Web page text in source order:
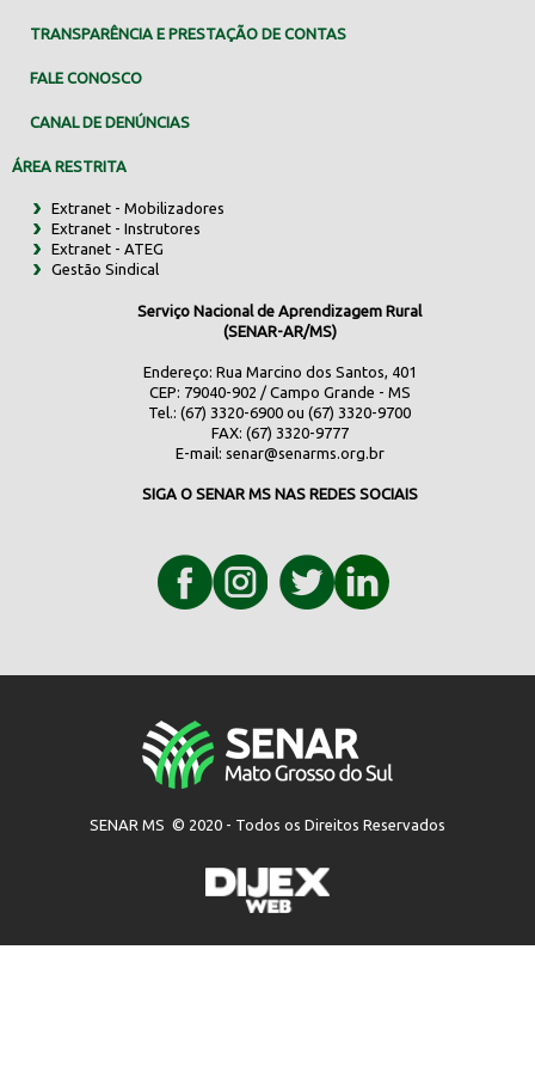
TRANSPARÊNCIA E PRESTAÇÃO DE CONTAS
FALE CONOSCO
CANAL DE DENÚNCIAS
ÁREA RESTRITA
Extranet - Mobilizadores
Extranet - Instrutores
Extranet - ATEG
Gestão Sindical
Serviço Nacional de Aprendizagem Rural
(SENAR-AR/MS)
Endereço: Rua Marcino dos Santos, 401
CEP: 79040-902 / Campo Grande - MS
Tel.: (67) 3320-6900 ou (67) 3320-9700
FAX: (67) 3320-9777
E-mail: senar@senarms.org.br
SIGA O SENAR MS NAS REDES SOCIAIS
SENAR MS © 2020 - Todos os Direitos Reservados